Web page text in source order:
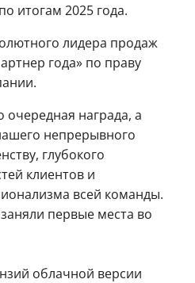
итогам 2025 года.
лидера продаж
года» по праву
очередная награда, а
непрерывного
глубокого
клиентов и
всей команды.
первые места во
облачной версии